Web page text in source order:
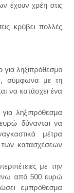
έχουν χρέη στις
κρύβει πολλές
για ληξιπρόθεσμο
σύμφωνα με τη
να κατάσχει ένα
ληξιπρόθεσμα
δύνανται να
μέτρα
κατασχέσεων
με την
από 500 ευρώ
εμπρόθεσμα